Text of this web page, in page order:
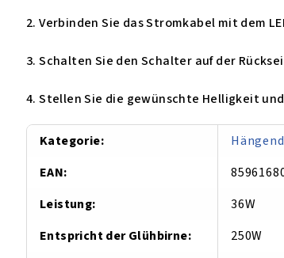
2. Verbinden Sie das Stromkabel mit dem
3. Schalten Sie den Schalter auf der
4. Stellen Sie die gewünschte Helligkeit
Kategorie:
EAN:
Leistung:
36W
Entspricht der Glühbirne:
250W